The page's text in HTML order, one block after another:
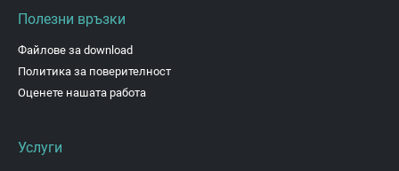
Полезни връзки
Файлове за download
Политика за поверителност
Оценете нашата работа
Услуги